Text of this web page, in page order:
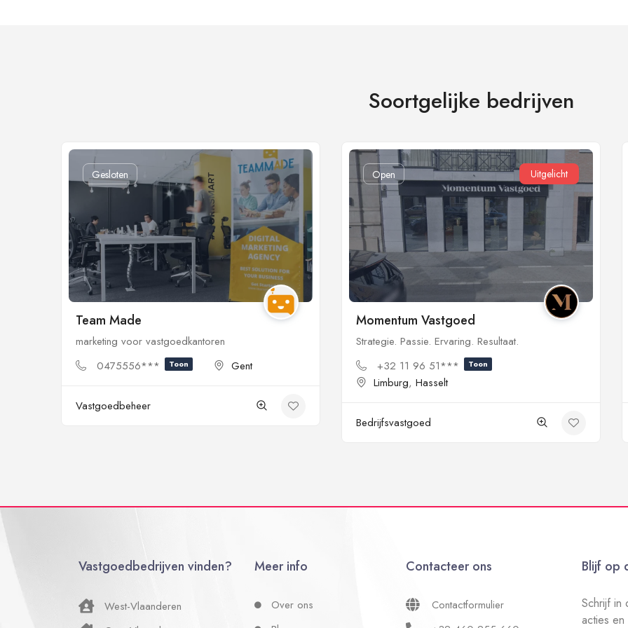
Soortgelijke bedrijven
Gesloten
Team Made
marketing voor vastgoedkantoren
0475556***
Toon Gent
Vastgoedbeheer
Open Uitgelicht
Momentum Vastgoed
Strategie. Passie. Ervaring. Resultaat.
+32 11 96 51***
Toon
Limburg, Hasselt
Bedrijfsvastgoed
Vastgoedbedrijven vinden?
West-Vlaanderen
Meer info
Over ons
Contacteer ons
Contactformulier
Blijf op
Schrijf in
acties